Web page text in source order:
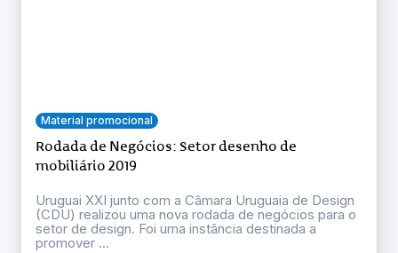
Material promocional
Rodada de Negócios: Setor desenho de
mobiliário 2019
Uruguai XXI junto com a Câmara Uruguaia de Design
(CDU) realizou uma nova rodada de negócios para o
setor de design. Foi uma instância destinada a
promover ...